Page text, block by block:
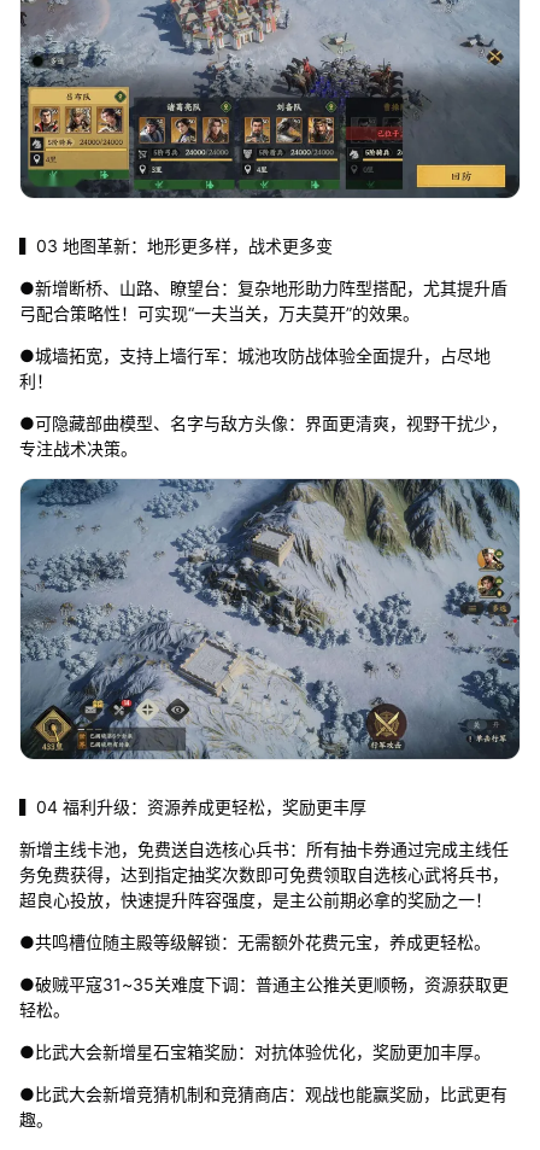
▍03 地图革新：地形更多样，战术更多变
●新增断桥、山路、瞭望台：复杂地形助力阵型搭配，尤其提升盾
弓配合策略性！可实现“一夫当关，万夫莫开”的效果。
●城墙拓宽，支持上墙行军：城池攻防战体验全面提升，占尽地
利！
●可隐藏部曲模型、名字与敌方头像：界面更清爽，视野干扰少，
专注战术决策。
▍04 福利升级：资源养成更轻松，奖励更丰厚
新增主线卡池，免费送自选核心兵书：所有抽卡券通过完成主线任
务免费获得，达到指定抽奖次数即可免费领取自选核心武将兵书，
超良心投放，快速提升阵容强度，是主公前期必拿的奖励之一！
●共鸣槽位随主殿等级解锁：无需额外花费元宝，养成更轻松。
●破贼平寇31~35关难度下调：普通主公推关更顺畅，资源获取更
轻松。
●比武大会新增星石宝箱奖励：对抗体验优化，奖励更加丰厚。
●比武大会新增竞猜机制和竞猜商店：观战也能赢奖励，比武更有
趣。